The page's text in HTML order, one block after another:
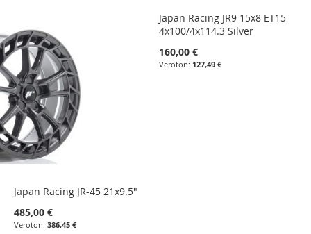
Japan Racing JR-45 21x9.5"
485,00 €
386,45 €
Japan Racing JR9 15x8 ET15
4x100/4x114.3 Silver
160,00 €
127,49 €